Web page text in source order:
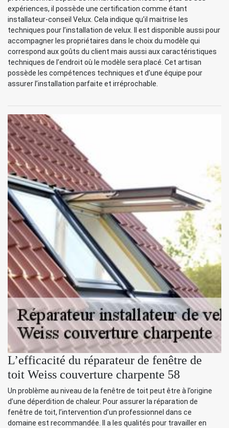
expériences, il possède une certification comme étant
installateur-conseil Velux. Cela indique qu’il maitrise les
techniques pour l’installation de velux. Il est disponible aussi pour
accompagner les propriétaires dans le choix du modèle qui
correspond aux goûts du client mais aussi aux caractéristiques
techniques de l’endroit où le modèle sera placé. Cet artisan
possède les compétences techniques et d’une équipe pour
assurer l’installation parfaite et irréprochable.
L’efficacité du réparateur de fenêtre de
toit Weiss couverture charpente 58
Un problème au niveau de la fenêtre de toit peut être à l’origine
d’une déperdition de chaleur. Pour assurer la réparation de
fenêtre de toit, l’intervention d’un professionnel dans ce
domaine est recommandée. Il a les qualités pour travailler en